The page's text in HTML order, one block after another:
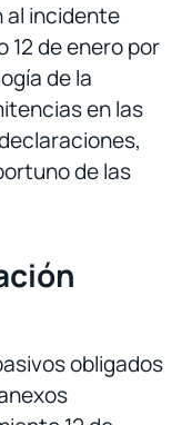
al incidente
de enero por
de la
en las
de las
obligados